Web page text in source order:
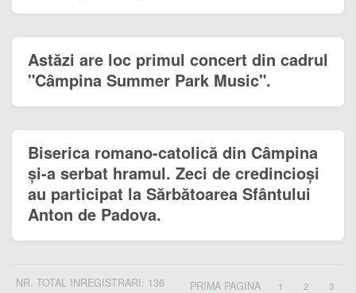
Astăzi are loc primul concert din cadrul
"Câmpina Summer Park Music".
Biserica romano-catolică din Câmpina
și-a serbat hramul. Zeci de credincioși
au participat la Sărbătoarea Sfântului
Anton de Padova.
NR. TOTAL INREGISTRARI: 136 PRIMA PAGINA 1 2
3